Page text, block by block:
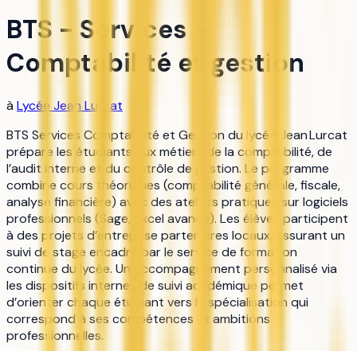
BTS - Services -
Comptabilité et gestion
à Lycée Jean Lurcat
BTS Services Comptabilité et Gestion du lycée Jean Lurcat
prépare les étudiants aux métiers de la comptabilité, de
l’audit interne et du contrôle de gestion. Le programme
combine cours théoriques (comptabilité générale, fiscale,
analyse financière) avec des ateliers pratiques sur logiciels
professionnels (Sage, Excel avancé). Les élèves participent
à des projets d’entreprise partenaires locaux, assurant un
suivi de stage encadré par le service de formation
continue du lycée. Un accompagnement personnalisé via
les dispositifs internes de suivi académique permet
d’orienter chaque étudiant vers la spécialisation qui
correspond à ses compétences et ambitions
professionnelles.